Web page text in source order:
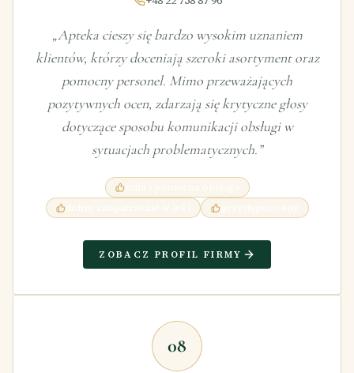
„Apteka cieszy się bardzo wysokim uznaniem
klientów, którzy doceniają szeroki asortyment oraz
pomocny personel. Mimo przeważających
pozytywnych ocen, zdarzają się krytyczne głosy
dotyczące sposobu komunikacji obsługi w
sytuacjach problematycznych.”
miła i pomocna obsługa
dobre zaopatrzenie w leki
przystępne ceny
ZOBACZ PROFIL FIRMY
08